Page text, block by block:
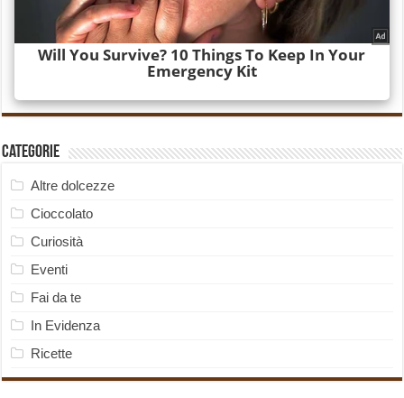
Categorie
Altre dolcezze
Cioccolato
Curiosità
Eventi
Fai da te
In Evidenza
Ricette